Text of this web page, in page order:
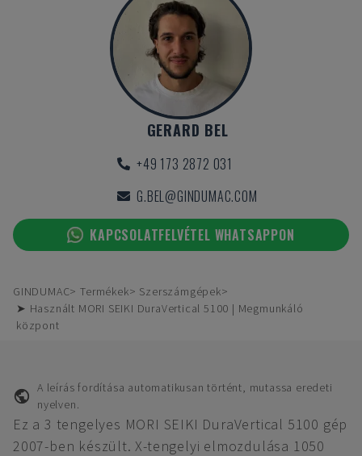
GERARD BEL
+49 173 2872 031
G.BEL@GINDUMAC.COM
KAPCSOLATFELVÉTEL WHATSAPPON
GINDUMAC Termékek
Szerszámgépek
➤ Használt MORI SEIKI DuraVertical 5100 | Megmunkáló
központ
A leírás fordítása automatikusan történt, mutassa eredeti
nyelven.
Ez a 3 tengelyes MORI SEIKI DuraVertical 5100 gép
2007-ben készült. X-tengelyi elmozdulása 1050